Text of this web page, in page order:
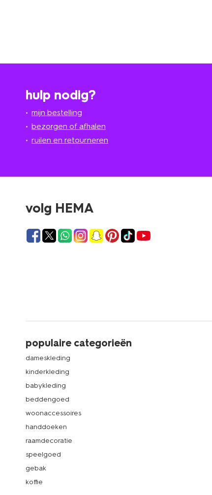
hulp nodig?
mijn bestelling
bezorgen of afhalen
ruilen en retourneren
volg HEMA
populaire categorieën
dameskleding
kinderkleding
babykleding
beddengoed
woonaccessoires
handdoeken
raamdecoratie
speelgoed
gebak
koffie